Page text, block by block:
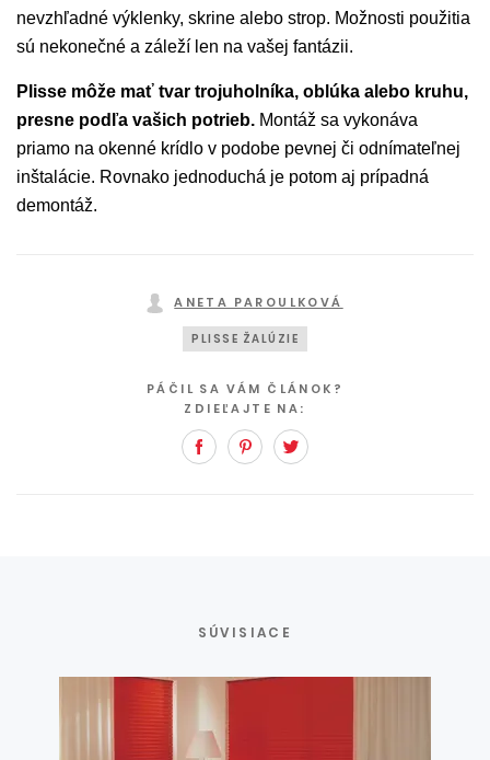
nevzhľadné výklenky, skrine alebo strop. Možnosti použitia
sú nekonečné a záleží len na vašej fantázii.
Plisse môže mať tvar trojuholníka, oblúka alebo kruhu,
presne podľa vašich potrieb. Montáž sa vykonáva
priamo na okenné krídlo v podobe pevnej či odnímateľnej
inštalácie. Rovnako jednoduchá je potom aj prípadná
demontáž.
ANETA PAROULKOVÁ
PLISSE ŽALÚZIE
PÁČIL SA VÁM ČLÁNOK?
ZDIEĽAJTE NA:
FacebookPinterest
SÚVISIACE